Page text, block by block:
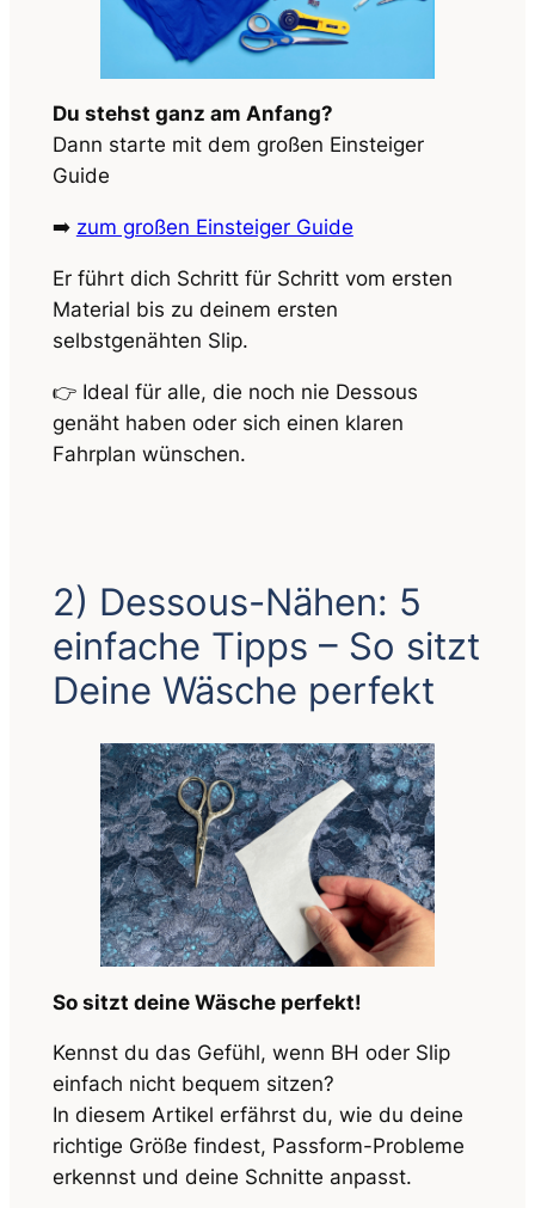
Du stehst ganz am Anfang?
Dann starte mit dem großen Einsteiger
Guide
➡️ zum großen Einsteiger Guide
Er führt dich Schritt für Schritt vom ersten
Material bis zu deinem ersten
selbstgenähten Slip.
👉 Ideal für alle, die noch nie Dessous
genäht haben oder sich einen klaren
Fahrplan wünschen.
2) Dessous-Nähen: 5
einfache Tipps – So sitzt
Deine Wäsche perfekt
So sitzt deine Wäsche perfekt!
Kennst du das Gefühl, wenn BH oder Slip
einfach nicht bequem sitzen?
In diesem Artikel erfährst du, wie du deine
richtige Größe findest, Passform-Probleme
erkennst und deine Schnitte anpasst.